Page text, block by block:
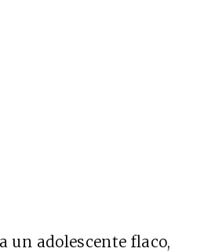
un adolescente flaco,